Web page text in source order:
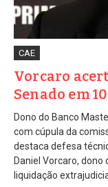
CAE
Vorcaro
Senado em
Dono do Banco
com cúpula da
destaca defesa
Daniel Vorcaro, dono
liquidação